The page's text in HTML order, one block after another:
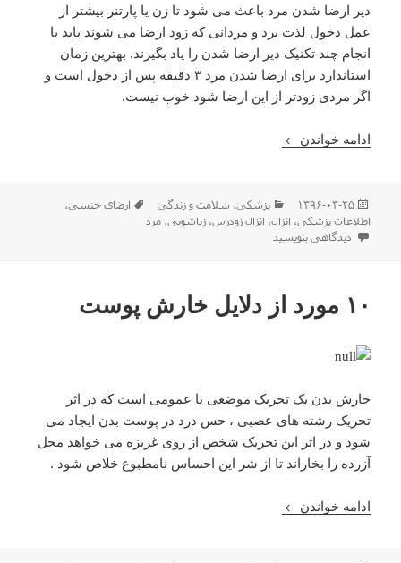
دیر ارضا شدن مرد باعث می شود تا زن یا پارتنر بیشتر از
عمل دخول لذت برد و مردانی که زود ارضا می شوند باید با
انجام چند تکنیک دیر ارضا شدن را یاد بگیرند. بهترین زمان
استاندارد برای ارضا شدن مرد ۳ دقیقه پس از دخول است و
اگر مردی زودتر از این ارضا شود خوب نیست.
ادامه خواندن چند روش برای دیر ارضا شدن مرد – چگونه دیر ارضا
ارسال
شده
در
۱۳۹۶-۰۳-۲۵ دسته‌ها
پزشکی، سلامت و زندگی برچسب‌ها
ارضای جنسی،
اطلاعات پزشکی، انزال، انزال زودرس،زناشویی،مرد
برای چند روش برای دیر ارضا شدن مرد – چگونه دیر ارضا شویم؟ – راه های درمان
دیدگاهی بنویسید
۱۰ مورد از دلایل خارش پوست
خارش بدن یک تحریک موضعی یا عمومی است که در اثر
تحریک رشته های عصبی ، حس درد در پوست بدن ایجاد می
شود و در اثر این تحریک شخص از روی غریزه می خواهد محل
آزرده را بخاراند تا از شر این احساس نامطبوع خلاص شود .
ادامه خواندن ۱۰ مورد از دلایل خارش پوست